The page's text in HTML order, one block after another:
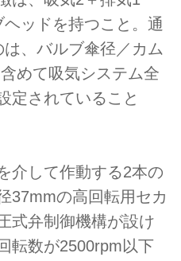
ッドを持つこと。通
、バルブ傘径／カム
めて吸気システム全
定されていること
介して作動する2本の
37mmの高回転用セカ
式弁制御機構が設け
転数が2500rpm以下